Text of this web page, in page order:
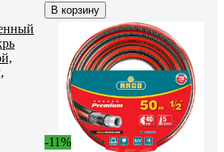
В корзину
-11%